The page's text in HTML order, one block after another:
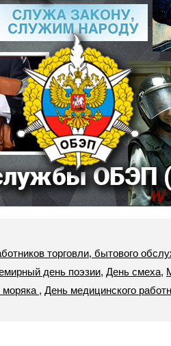
торговли, бытового
день поэзии, День смеха,
, День медицинского